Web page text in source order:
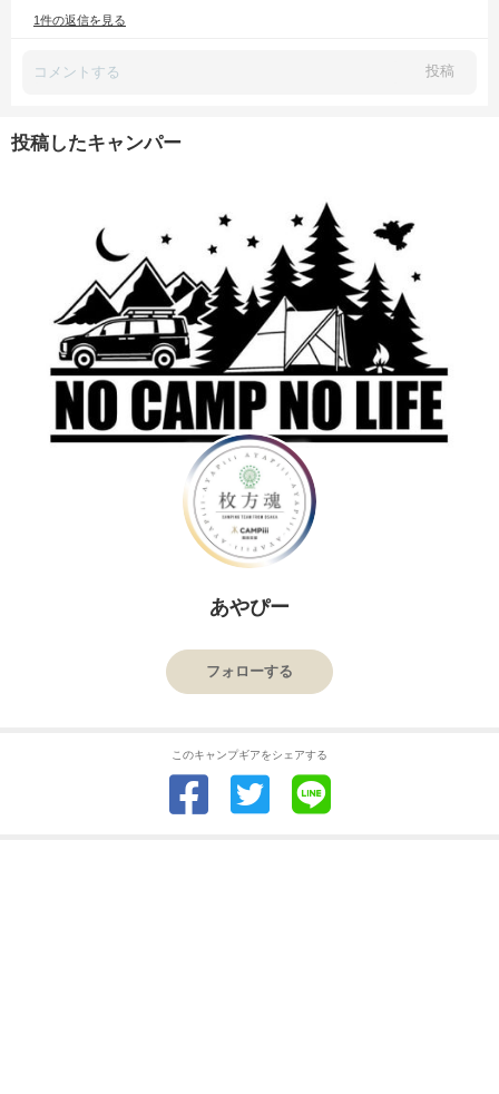
1件の返信を見る
投稿
投稿したキャンパー
あやぴー
フォローする
このキャンプギアをシェアする